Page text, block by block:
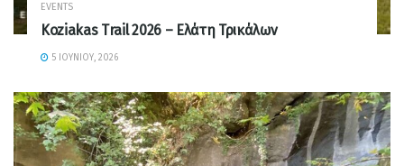
EVENTS
Koziakas Trail 2026 – Ελάτη Τρικάλων
5 ΙΟΥΝΊΟΥ, 2026